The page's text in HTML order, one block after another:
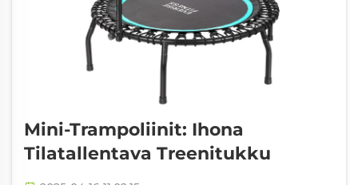
Mini-Trampoliinit: Ihona
Tilatallentava Treenitukku